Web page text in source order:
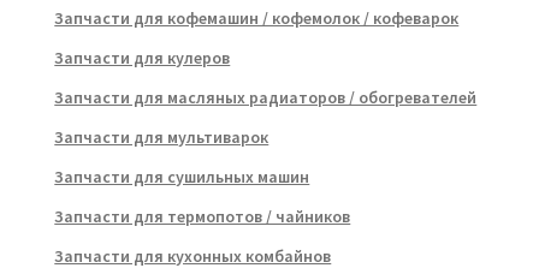
Запчасти для кофемашин / кофемолок / кофеварок
Запчасти для кулеров
Запчасти для масляных радиаторов / обогревателей
Запчасти для мультиварок
Запчасти для сушильных машин
Запчасти для термопотов / чайников
Запчасти для кухонных комбайнов